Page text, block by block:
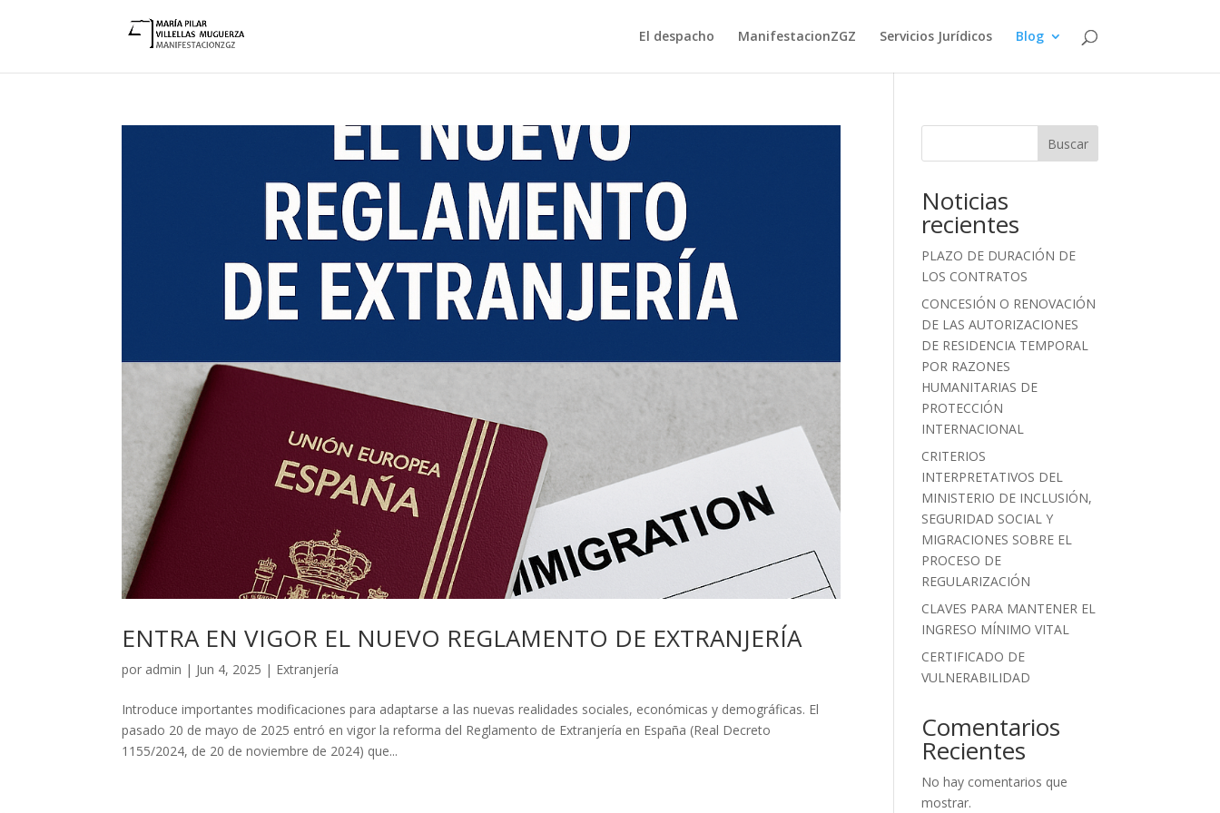
El despacho ManifestacionZGZ Servicios Jurídicos Blog
ENTRA EN VIGOR EL NUEVO REGLAMENTO DE EXTRANJERÍA
por admin | Jun 4, 2025 | Extranjería
Introduce importantes modificaciones para adaptarse a las nuevas realidades sociales, económicas y demográficas. El
pasado 20 de mayo de 2025 entró en vigor la reforma del Reglamento de Extranjería en España (Real Decreto
1155/2024, de 20 de noviembre de 2024) que...
Buscar
Noticias
recientes
PLAZO DE DURACIÓN DE
LOS CONTRATOS
CONCESIÓN O RENOVACIÓN
DE LAS AUTORIZACIONES
DE RESIDENCIA TEMPORAL
POR RAZONES
HUMANITARIAS DE
PROTECCIÓN
INTERNACIONAL
CRITERIOS
INTERPRETATIVOS DEL
MINISTERIO DE INCLUSIÓN,
SEGURIDAD SOCIAL Y
MIGRACIONES SOBRE EL
PROCESO DE
REGULARIZACIÓN
CLAVES PARA MANTENER EL
INGRESO MÍNIMO VITAL
CERTIFICADO DE
VULNERABILIDAD
Comentarios
Recientes
No hay comentarios que
mostrar.